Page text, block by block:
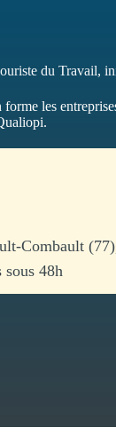
du Travail,
les
Combault
sous 48h